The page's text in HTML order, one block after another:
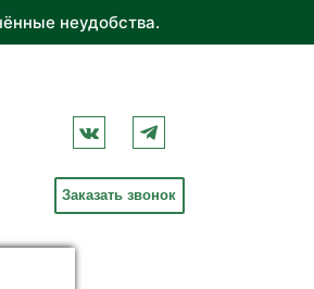
неудобства.
Заказать звонок